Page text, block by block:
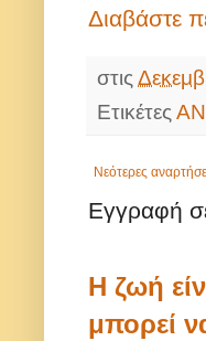
Διαβάστε
στις
Ετικέτες
Νεότερες
Εγγραφή
Η ζωή
μπορεί